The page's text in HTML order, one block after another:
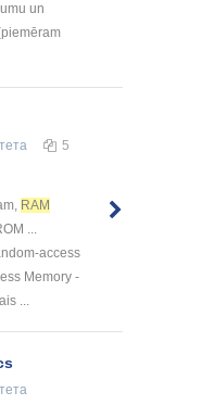
un
5
RAM
...
access
Memory -
...